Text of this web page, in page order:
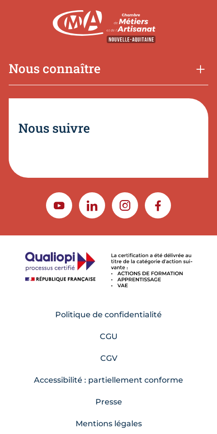
Nous connaître
Nous suivre
YOUTUBELINKEDININSTAGRAMFACEBOOK
Politique de confidentialité
CGU
CGV
Accessibilité : partiellement conforme
Presse
Mentions légales